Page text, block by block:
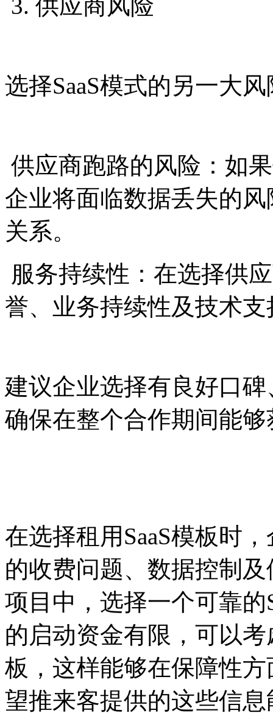
3. 供应商风险
选择SaaS模式的另一大
供应商跑路的风险：如
企业将面临数据丢失的
关系。
服务持续性：在选择供
誉、业务持续性及技术
建议企业选择有良好口
确保在整个合作期间能
在选择租用SaaS模板时
的收费问题、数据控制
项目中，选择一个可靠的
的启动资金有限，可以
板，这样能够在保障性
望推来客提供的这些信息